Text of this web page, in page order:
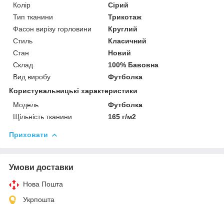
Колір
Сірий
Тип тканини
Трикотаж
Фасон вирізу горловини
Круглий
Стиль
Класичний
Стан
Новий
Склад
100% Бавовна
Вид виробу
Футболка
Користувальницькі характеристики
Модель
Футболка
Щільність тканини
165 г/м2
Приховати
Умови доставки
Нова Пошта
Укрпошта